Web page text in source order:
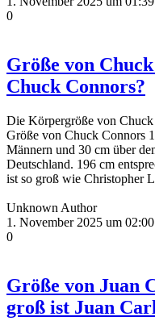
0
Größe von
Chuck Connors?
Die Körpergröße von
Größe von Chuck Connors
Männern und 30 cm über
Deutschland. 196 cm
ist so groß wie Christopher
Unknown Author
1. November 2025 um 02:00
0
Größe von Juan
groß ist Juan